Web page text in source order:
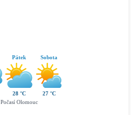
Pátek
28 °C
Sobota
27 °C
Počasí Olomouc